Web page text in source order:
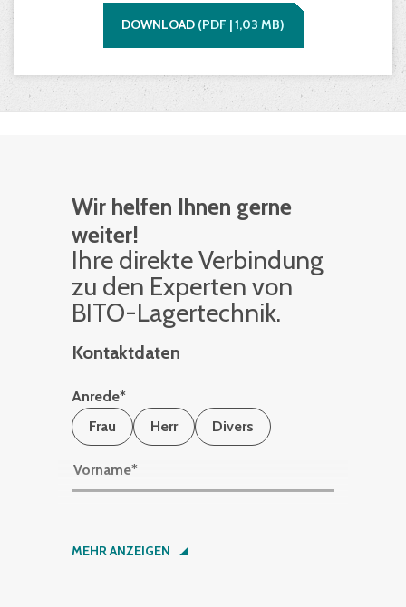
DOWNLOAD (PDF |1,03 MB)
Wir helfen Ihnen gerne
weiter!
Ihre di­rek­te Ver­bin­dung
zu den Ex­per­ten von
BITO-La­ger­tech­nik.
Kontaktdaten
Anrede*
Frau
Herr Divers
Vorname*
Nachname*
MEHR ANZEIGEN